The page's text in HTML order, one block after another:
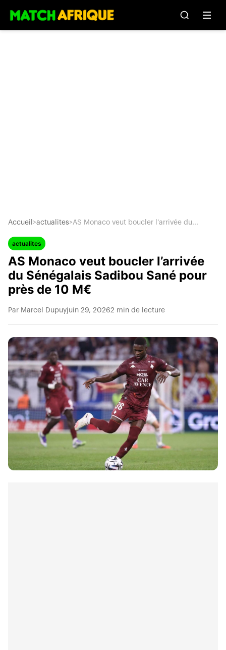
Accueil >actualites>AS Monaco veut boucler l’arrivée du...
actualites
AS Monaco veut boucler l’arrivée
du Sénégalais Sadibou Sané pour
près de 10 M€
Par Marcel Dupuyjuin 29, 20262 min de lecture